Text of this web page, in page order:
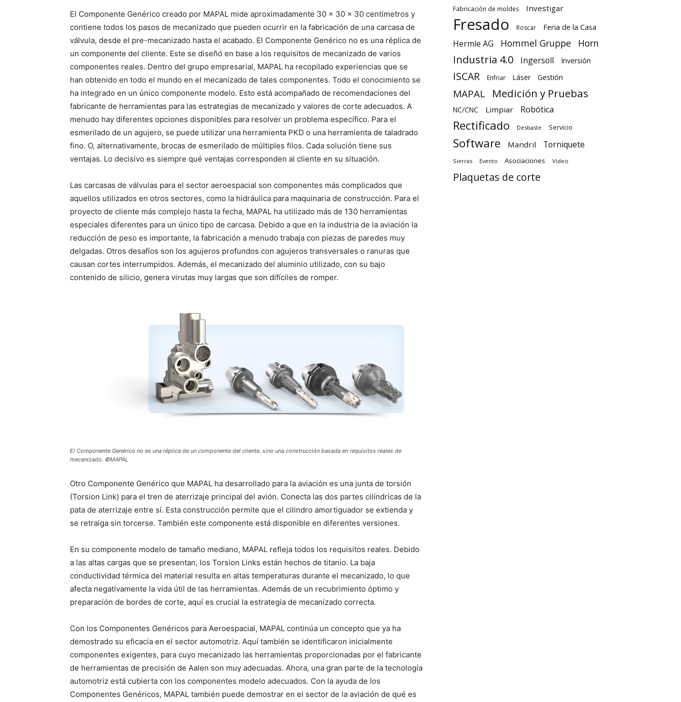
El Componente Genérico creado por MAPAL mide aproximadamente 30 x 30 x 30 centímetros y
contiene todos los pasos de mecanizado que pueden ocurrir en la fabricación de una carcasa de
válvula, desde el pre-mecanizado hasta el acabado. El Componente Genérico no es una réplica de
un componente del cliente. Este se diseñó en base a los requisitos de mecanizado de varios
componentes reales. Dentro del grupo empresarial, MAPAL ha recopilado experiencias que se
han obtenido en todo el mundo en el mecanizado de tales componentes. Todo el conocimiento se
ha integrado en un único componente modelo. Esto está acompañado de recomendaciones del
fabricante de herramientas para las estrategias de mecanizado y valores de corte adecuados. A
menudo hay diferentes opciones disponibles para resolver un problema específico. Para el
esmerilado de un agujero, se puede utilizar una herramienta PKD o una herramienta de taladrado
fino. O, alternativamente, brocas de esmerilado de múltiples filos. Cada solución tiene sus
ventajas. Lo decisivo es siempre qué ventajas corresponden al cliente en su situación.
Las carcasas de válvulas para el sector aeroespacial son componentes más complicados que
aquellos utilizados en otros sectores, como la hidráulica para maquinaria de construcción. Para el
proyecto de cliente más complejo hasta la fecha, MAPAL ha utilizado más de 130 herramientas
especiales diferentes para un único tipo de carcasa. Debido a que en la industria de la aviación la
reducción de peso es importante, la fabricación a menudo trabaja con piezas de paredes muy
delgadas. Otros desafíos son los agujeros profundos con agujeros transversales o ranuras que
causan cortes interrumpidos. Además, el mecanizado del aluminio utilizado, con su bajo
contenido de silicio, genera virutas muy largas que son difíciles de romper.
El Componente Genérico no es una réplica de un componente del cliente, sino una construcción basada en requisitos reales de
mecanizado. ©MAPAL
Otro Componente Genérico que MAPAL ha desarrollado para la aviación es una junta de torsión
(Torsion Link) para el tren de aterrizaje principal del avión. Conecta las dos partes cilíndricas de la
pata de aterrizaje entre sí. Esta construcción permite que el cilindro amortiguador se extienda y
se retraiga sin torcerse. También este componente está disponible en diferentes versiones.
En su componente modelo de tamaño mediano, MAPAL refleja todos los requisitos reales. Debido
a las altas cargas que se presentan, los Torsion Links están hechos de titanio. La baja
conductividad térmica del material resulta en altas temperaturas durante el mecanizado, lo que
afecta negativamente la vida útil de las herramientas. Además de un recubrimiento óptimo y
preparación de bordes de corte, aquí es crucial la estrategia de mecanizado correcta.
Con los Componentes Genéricos para Aeroespacial, MAPAL continúa un concepto que ya ha
demostrado su eficacia en el sector automotriz. Aquí también se identificaron inicialmente
componentes exigentes, para cuyo mecanizado las herramientas proporcionadas por el fabricante
de herramientas de precisión de Aalen son muy adecuadas. Ahora, una gran parte de la tecnología
automotriz está cubierta con los componentes modelo adecuados. Con la ayuda de los
Componentes Genéricos, MAPAL también puede demostrar en el sector de la aviación de qué es
Fabricación de moldes Investigar
Fresado Roscar Feria de la Casa
Hermle AG Hommel Gruppe Horn
Industria 4.0 Ingersoll Inversión
ISCAR Enfriar Láser Gestión
MAPAL Medición y Pruebas
NC/CNC Limpiar Robótica
Rectificado Desbaste Servicio
Software Mandril Torniquete
Sierras Evento Asociaciones Video
Plaquetas de corte